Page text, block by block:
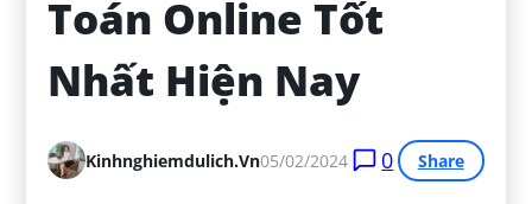
Toán Online Tốt
Nhất Hiện Nay
Kinhnghiemdulich.vn05/02/2024 0 Share